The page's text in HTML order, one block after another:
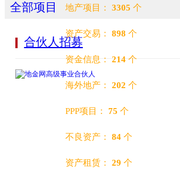
地产项目： 3305个
资产交易： 898个
资金信息： 214个
海外地产： 202个
PPP项目： 75个
不良资产： 84个
资产租赁： 29个
全部项目
合伙人招募